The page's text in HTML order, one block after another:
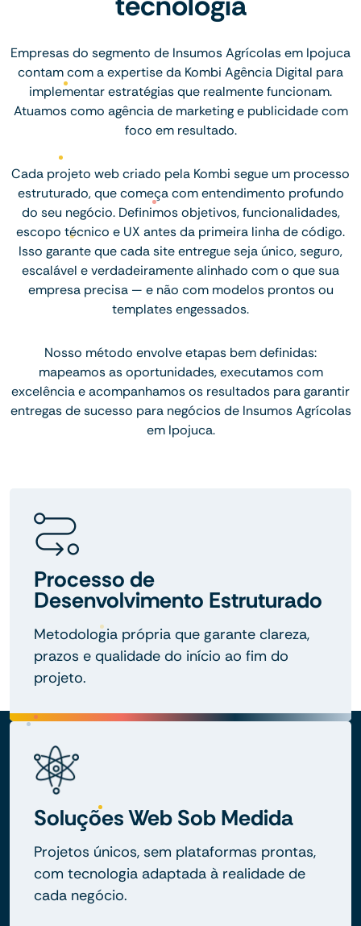
Empresas do segmento de Insumos Agrícolas em Ipojuca
contam com a expertise da Kombi Agência Digital para
implementar estratégias que realmente funcionam.
Atuamos como agência de marketing e publicidade com
foco em resultado.
Cada projeto web criado pela Kombi segue um processo
estruturado, que começa com entendimento profundo
do seu negócio. Definimos objetivos, funcionalidades,
escopo técnico e UX antes da primeira linha de código.
Isso garante que cada site entregue seja único, seguro,
escalável e verdadeiramente alinhado com o que sua
empresa precisa — e não com modelos prontos ou
templates engessados.
Nosso método envolve etapas bem definidas:
mapeamos as oportunidades, executamos com
excelência e acompanhamos os resultados para garantir
entregas de sucesso para negócios de Insumos Agrícolas
em Ipojuca.
Processo de
Desenvolvimento Estruturado
Metodologia própria que garante clareza,
prazos e qualidade do início ao fim do
projeto.
Soluções Web Sob Medida
Projetos únicos, sem plataformas prontas,
com tecnologia adaptada à realidade de
cada negócio.